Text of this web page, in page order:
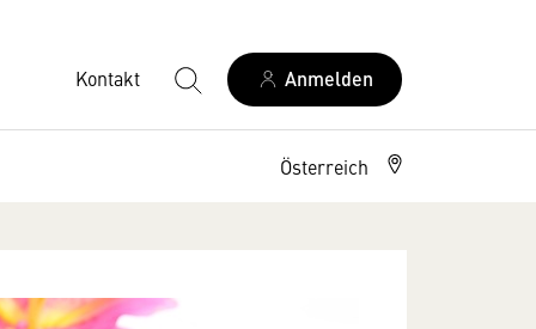
Kontakt Anmelden
Österreich